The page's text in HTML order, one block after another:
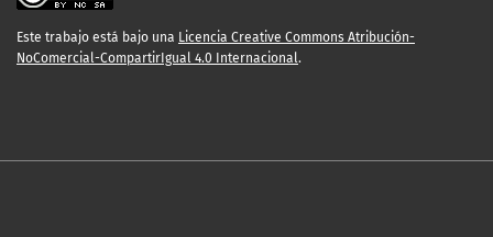
Este trabajo está bajo una Licencia Creative Commons Atribución-
NoComercial-CompartirIgual 4.0 Internacional.